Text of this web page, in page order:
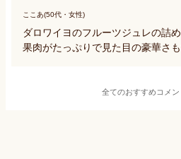
ここあ(50代・女性)
ダロワイヨのフルーツジュレの詰
果肉がたっぷりで見た目の豪華さ
全てのおすすめコメン